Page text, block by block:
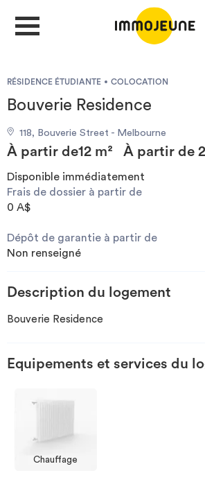
DÉPOSER UNE
Je cherche un logement
Je propose un bien
Investir
Blog
RÉSIDENCE ÉTUDIANTE COLOCATION
Bouverie Residence
118, Bouverie Street - Melbourne
À partir de12 m² À partir de
Disponible immédiatement
Frais de dossier à partir de
0 A$
Dépôt de garantie à partir de
Non renseigné
Description du logement
Bouverie Residence
Equipements et services du
Chauffage